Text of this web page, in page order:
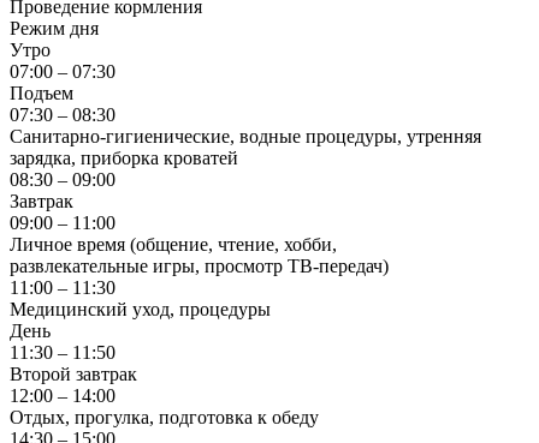
Проведение кормления
Режим дня
Утро
07:00 – 07:30
Подъем
07:30 – 08:30
Санитарно-гигиенические, водные процедуры, утренняя
зарядка, приборка кроватей
08:30 – 09:00
Завтрак
09:00 – 11:00
Личное время (общение, чтение, хобби,
развлекательные игры, просмотр ТВ-передач)
11:00 – 11:30
Медицинский уход, процедуры
День
11:30 – 11:50
Второй завтрак
12:00 – 14:00
Отдых, прогулка, подготовка к обеду
14:30 – 15:00